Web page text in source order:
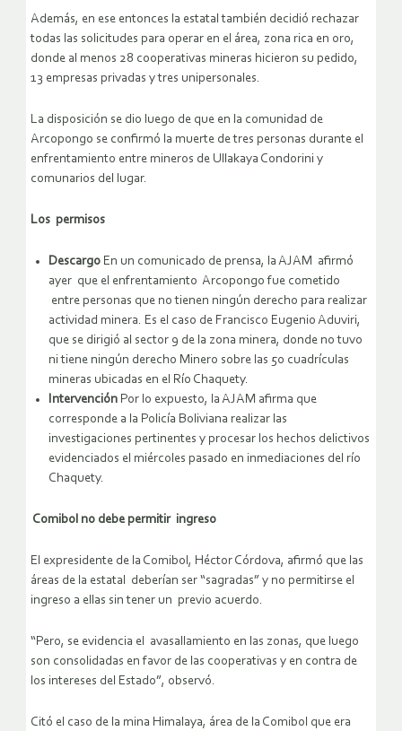
Además, en ese entonces la estatal también decidió rechazar
todas las solicitudes para operar en el área, zona rica en oro,
donde al menos 28 cooperativas mineras hicieron su pedido,
13 empresas privadas y tres unipersonales.
La disposición se dio luego de que en la comunidad de
Arcopongo se confirmó la muerte de tres personas durante el
enfrentamiento entre mineros de Ullakaya Condorini y
comunarios del lugar.
Los permisos
Descargo En un comunicado de prensa, la AJAM afirmó
ayer que el enfrentamiento Arcopongo fue cometido
entre personas que no tienen ningún derecho para realizar
actividad minera. Es el caso de Francisco Eugenio Aduviri,
que se dirigió al sector 9 de la zona minera, donde no tuvo
ni tiene ningún derecho Minero sobre las 50 cuadrículas
mineras ubicadas en el Río Chaquety.
Intervención Por lo expuesto, la AJAM afirma que
corresponde a la Policía Boliviana realizar las
investigaciones pertinentes y procesar los hechos delictivos
evidenciados el miércoles pasado en inmediaciones del río
Chaquety.
Comibol no debe permitir ingreso
El expresidente de la Comibol, Héctor Córdova, afirmó que las
áreas de la estatal deberían ser “sagradas” y no permitirse el
ingreso a ellas sin tener un previo acuerdo.
“Pero, se evidencia el avasallamiento en las zonas, que luego
son consolidadas en favor de las cooperativas y en contra de
los intereses del Estado”, observó.
Citó el caso de la mina Himalaya, área de la Comibol que era